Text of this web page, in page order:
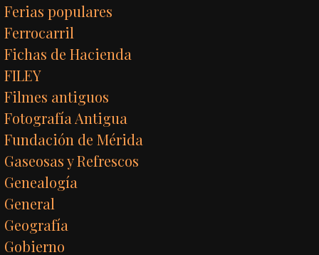
Ferias populares
Ferrocarril
Fichas de Hacienda
FILEY
Filmes antiguos
Fotografía Antigua
Fundación de Mérida
Gaseosas y Refrescos
Genealogía
General
Geografía
Gobierno